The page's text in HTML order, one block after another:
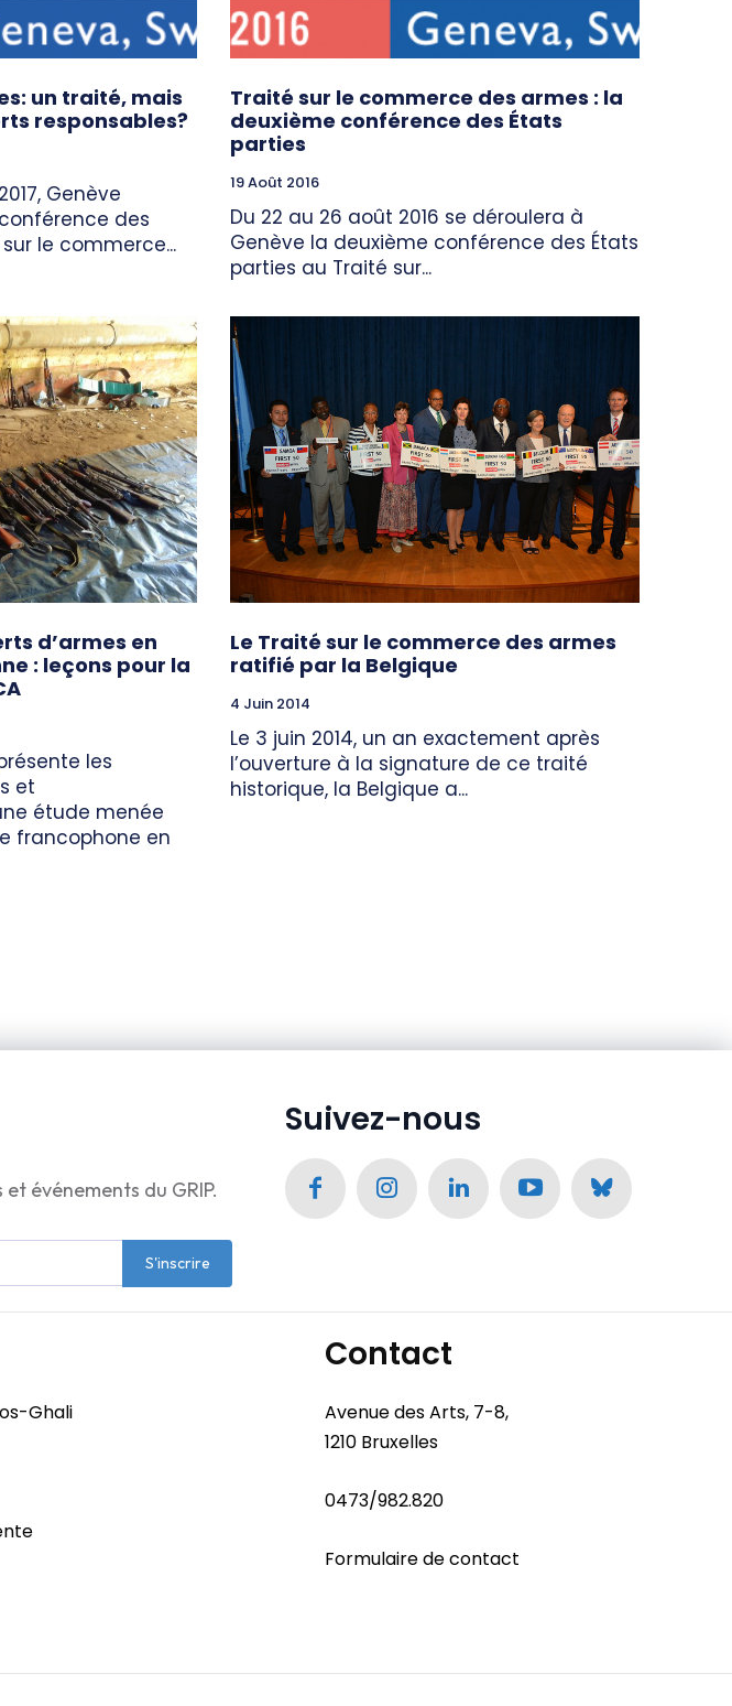
un traité, mais
responsables?
Genève
des
le commerce...
Traité sur le commerce des armes : la
deuxième conférence des États
parties
19 Août 2016
Du 22 au 26 août 2016 se déroulera à
Genève la deuxième conférence des États
parties au Traité sur...
d’armes en
: leçons pour la
les
et
étude menée
francophone en
Le Traité sur le commerce des armes
ratifié par la Belgique
4 Juin 2014
Le 3 juin 2014, un an exactement après
l’ouverture à la signature de ce traité
historique, la Belgique a...
événements du GRIP.
S'inscrire
Suivez-nous
Ghali
Contact
Avenue des Arts, 7-8,
1210 Bruxelles
0473/982.820
Formulaire de contact